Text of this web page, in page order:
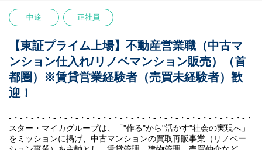
る働き方をしています。
【社風／環境】
『不動産会社“らしくない”社風』
して、組織として成長していくことを大切にしています。
「チームで働くこと」に共感をして集まったメンバーが多いた
め、社内で自然と助け合いが生まれています。
日頃から社員同士のコミュニケーションを大切にしており、月に
一度のシャッフルランチという企画では、部署や年次を超えたメ
ンバー同士の交流を深めています。
ITやAIを活用して作業効率を上げる取り組みを行っており、全社の
平均月残業時間は約15時間程度と業界の半分以下の数字です。
また、フレックスタイム制度を導入しており、繁忙期や閑散期に
として確固たる地位を築いています。
-・-・-・-・-・-・-・-・-・-・-・-・-・-・-・-・-・-・-・-・-・-・-
【主な業務内容】
当社で仕入れたマンションのリノベーション企画、周辺環境やマ
ーケット調査、販売物件の契約決済業務などを行っていただきま
す。
・周辺環境やマーケット調査、リノベーションの企画立案、販売
価格の設定
・物件販売資料の作成、不動産仲介会社への販促活動
・販売物件の契約、引渡し業務 など
＜POINT＞
中途 正社員
【東証プライム上場】不動産営業職（中古マ
ンション仕入れ/リノベマンション販売）（首
都圏）※賃貸営業経験者（売買未経験者）歓
迎！
-・-・-・-・-・-・-・-・-・-・-・-・-・-・-・-・-・-・-・-・-・-・-
スター・マイカグループは、「"作る"から"活かす"社会の実現へ」
をミッションに掲げ、中古マンションの買取再販事業（リノベー
ション事業）を主軸とし、賃貸管理、建物管理、売買仲介など、